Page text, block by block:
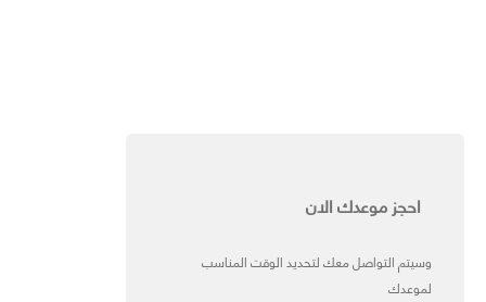
احجز موعدك الان
وسيتم التواصل معك لتحديد الوقت المناسب
لموعدك